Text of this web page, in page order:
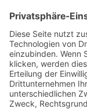
Energie tanken –
Wo Eltern in
Betreuung und